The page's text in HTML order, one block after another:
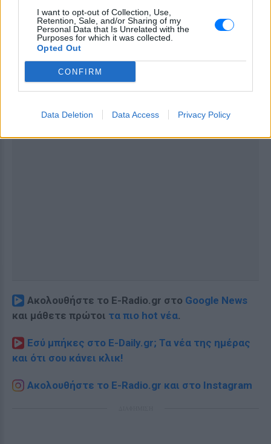
I want to opt-out of Collection, Use,
Retention, Sale, and/or Sharing of my
Personal Data that Is Unrelated with the
Purposes for which it was collected.
Opted Out
CONFIRM
Data Deletion Data Access Privacy Policy
ΔΙΑΦΗΜΙΣΗ
Ακολουθήστε το E-Radio.gr στο Google News
και μάθετε πρώτοι τα πιο hot νέα.
Εσύ μπήκες στο E-Daily.gr; Τα νέα της ημέρας
και ότι σου κάνει κλικ!
Ακολουθήστε το E-Radio.gr και στο Instagram